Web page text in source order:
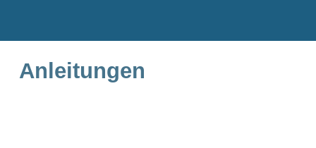
Anleitungen